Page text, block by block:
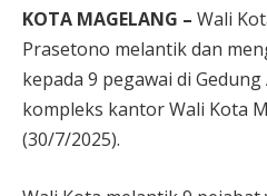
KOTA MAGELANG – Wali
Prasetono melantik dan
kepada 9 pegawai di
kompleks kantor Wali Kota
(30/7/2025).